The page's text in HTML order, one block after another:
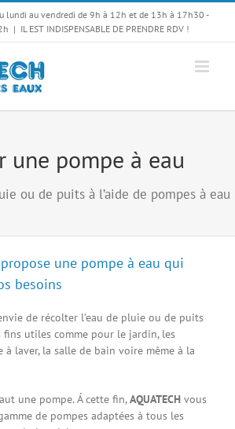
lundi au vendredi de 9h à 12h et de 13h à 17h30 -
| IL EST INDISPENSABLE DE PRENDRE RDV !
une pompe à eau
ou de puits à l’aide de pompes à eau
une pompe à eau qui
besoins
de récolter l’eau de pluie ou de puits
fins utiles comme pour le jardin, les
à laver, la salle de bain voire même à la
une pompe. Á cette fin,AQUATECH vous
de pompes adaptées à tous les